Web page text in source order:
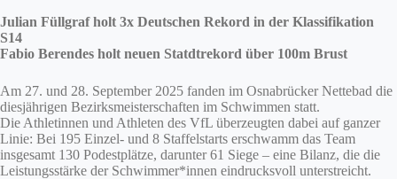
Julian Füllgraf holt 3x Deutschen Rekord in der Klassifikation
S14
Fabio Berendes holt neuen Statdtrekord über 100m Brust
Am 27. und 28. September 2025 fanden im Osnabrücker Nettebad die
diesjährigen Bezirksmeisterschaften im Schwimmen statt.
Die Athletinnen und Athleten des VfL überzeugten dabei auf ganzer
Linie: Bei 195 Einzel- und 8 Staffelstarts erschwamm das Team
insgesamt 130 Podestplätze, darunter 61 Siege – eine Bilanz, die die
Leistungsstärke der Schwimmer*innen eindrucksvoll unterstreicht.